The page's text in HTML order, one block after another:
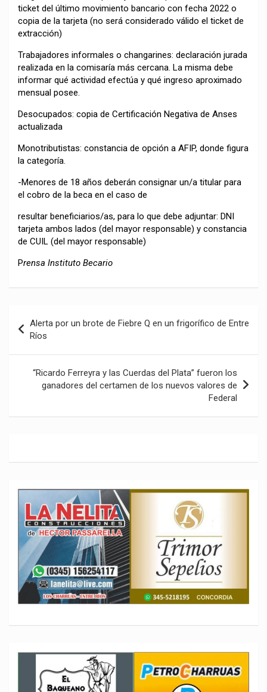
ticket del último movimiento bancario con fecha 2022 o
copia de la tarjeta (no será considerado válido el ticket de
extracción)
Trabajadores informales o changarines: declaración jurada
realizada en la comisaría más cercana. La misma debe
informar qué actividad efectúa y qué ingreso aproximado
mensual posee.
Desocupados: copia de Certificación Negativa de Anses
actualizada
Monotributistas: constancia de opción a AFIP, donde figura
la categoría.
-Menores de 18 años deberán consignar un/a titular para
el cobro de la beca en el caso de
resultar beneficiarios/as, para lo que debe adjuntar: DNI
tarjeta ambos lados (del mayor responsable) y constancia
de CUIL (del mayor responsable)
Prensa Instituto Becario
de
entradas
Alerta por un brote de Fiebre Q en un frigorífico de Entre
Ríos
“Ricardo Ferreyra y las Cuerdas del Plata” fueron los
ganadores del certamen de los nuevos valores de
Federal